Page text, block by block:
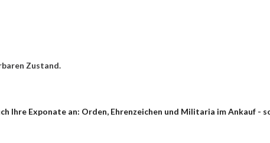
Zustand.
Ihre Exponate an: Orden, Ehrenzeichen und Militaria im Ankauf -